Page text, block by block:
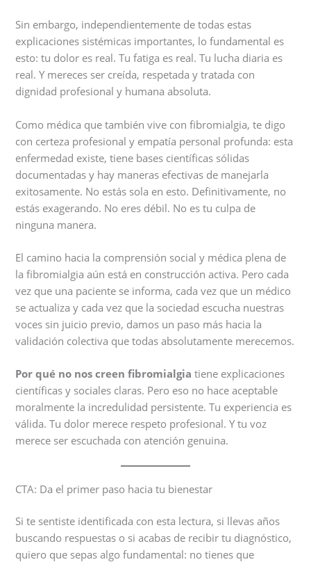
Sin embargo, independientemente de todas estas
explicaciones sistémicas importantes, lo fundamental es
esto: tu dolor es real. Tu fatiga es real. Tu lucha diaria es
real. Y mereces ser creída, respetada y tratada con
dignidad profesional y humana absoluta.
Como médica que también vive con fibromialgia, te digo
con certeza profesional y empatía personal profunda: esta
enfermedad existe, tiene bases científicas sólidas
documentadas y hay maneras efectivas de manejarla
exitosamente. No estás sola en esto. Definitivamente, no
estás exagerando. No eres débil. No es tu culpa de
ninguna manera.
El camino hacia la comprensión social y médica plena de
la fibromialgia aún está en construcción activa. Pero cada
vez que una paciente se informa, cada vez que un médico
se actualiza y cada vez que la sociedad escucha nuestras
voces sin juicio previo, damos un paso más hacia la
validación colectiva que todas absolutamente merecemos.
Por qué no nos creen fibromialgia tiene explicaciones
científicas y sociales claras. Pero eso no hace aceptable
moralmente la incredulidad persistente. Tu experiencia es
válida. Tu dolor merece respeto profesional. Y tu voz
merece ser escuchada con atención genuina.
CTA: Da el primer paso hacia tu bienestar
Si te sentiste identificada con esta lectura, si llevas años
buscando respuestas o si acabas de recibir tu diagnóstico,
quiero que sepas algo fundamental: no tienes que